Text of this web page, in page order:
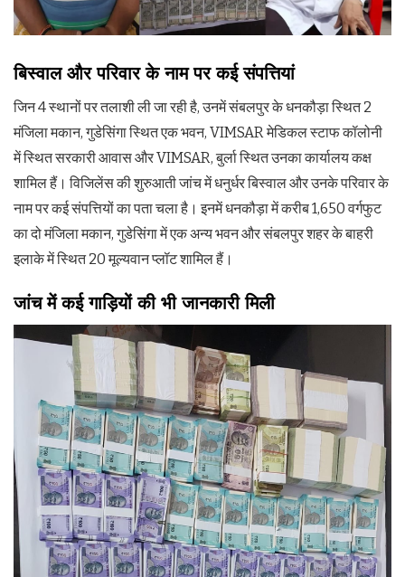
बिस्वाल और परिवार के नाम पर कई संपत्तियां
जिन 4 स्थानों पर तलाशी ली जा रही है, उनमें संबलपुर के धनकौड़ा स्थित 2
मंजिला मकान, गुडेसिंगा स्थित एक भवन, VIMSAR मेडिकल स्टाफ कॉलोनी
में स्थित सरकारी आवास और VIMSAR, बुर्ला स्थित उनका कार्यालय कक्ष
शामिल हैं। विजिलेंस की शुरुआती जांच में धनुर्धर बिस्वाल और उनके परिवार के
नाम पर कई संपत्तियों का पता चला है। इनमें धनकौड़ा में करीब 1,650 वर्गफुट
का दो मंजिला मकान, गुडेसिंगा में एक अन्य भवन और संबलपुर शहर के बाहरी
इलाके में स्थित 20 मूल्यवान प्लॉट शामिल हैं।
जांच में कई गाड़ियों की भी जानकारी मिली